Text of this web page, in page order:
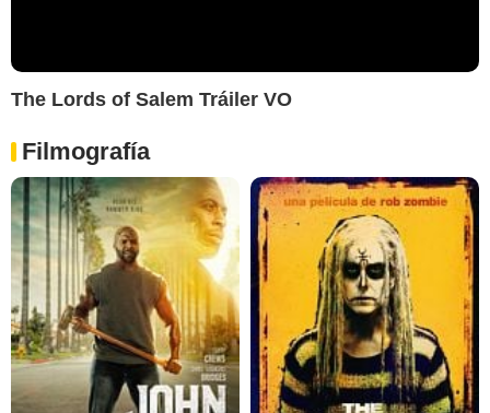
The Lords of Salem Tráiler VO
Filmografía